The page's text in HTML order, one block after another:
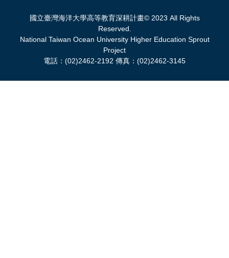
國立臺灣海洋大學高等教育深耕計畫© 2023 All Rights
Reserved.
National Taiwan Ocean University Higher Education Sprout
Project
電話：(02)2462-2192 傳真：(02)2462-3145